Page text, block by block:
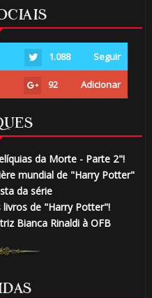
1.088 Seguir
92 Adicionar
da Morte - Parte 2"!
mundial de "Harry Potter"
da série
de "Harry Potter"!
Bianca Rinaldi à OFB